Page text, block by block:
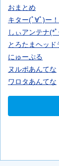
おまとめ
キター(ﾟ∀ﾟ)ー
しぃアンテナ(*
とろたまヘッド
にゅーぷる
ヌルポあんてな
ワロタあんてな